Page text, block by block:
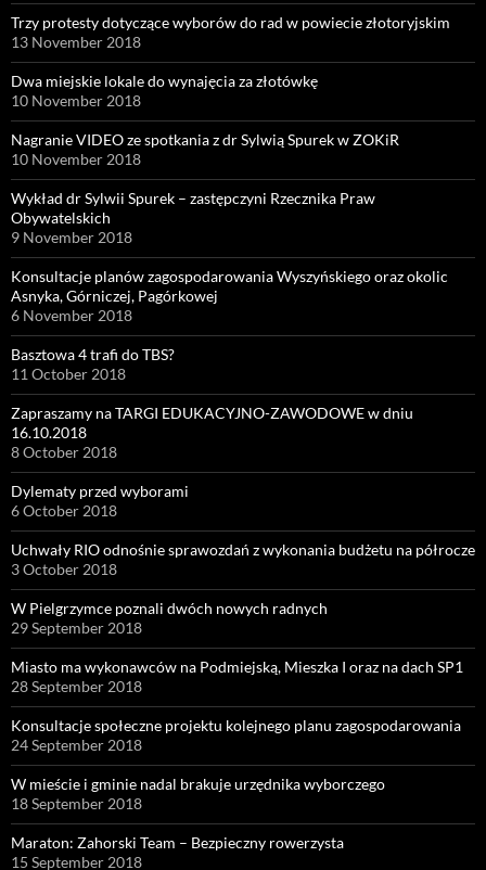
Trzy protesty dotyczące wyborów do rad w powiecie złotoryjskim
13 November 2018
Dwa miejskie lokale do wynajęcia za złotówkę
10 November 2018
Nagranie VIDEO ze spotkania z dr Sylwią Spurek w ZOKiR
10 November 2018
Wykład dr Sylwii Spurek – zastępczyni Rzecznika Praw
Obywatelskich
9 November 2018
Konsultacje planów zagospodarowania Wyszyńskiego oraz okolic
Asnyka, Górniczej, Pagórkowej
6 November 2018
Basztowa 4 trafi do TBS?
11 October 2018
Zapraszamy na TARGI EDUKACYJNO-ZAWODOWE w dniu
16.10.2018
8 October 2018
Dylematy przed wyborami
6 October 2018
Uchwały RIO odnośnie sprawozdań z wykonania budżetu na półrocze
3 October 2018
W Pielgrzymce poznali dwóch nowych radnych
29 September 2018
Miasto ma wykonawców na Podmiejską, Mieszka I oraz na dach SP1
28 September 2018
Konsultacje społeczne projektu kolejnego planu zagospodarowania
24 September 2018
W mieście i gminie nadal brakuje urzędnika wyborczego
18 September 2018
Maraton: Zahorski Team – Bezpieczny rowerzysta
15 September 2018